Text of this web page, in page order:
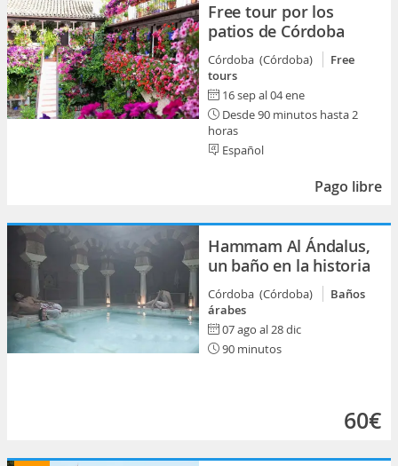
Free tour por los
patios de Córdoba
Córdoba (Córdoba)
Free
tours
16 sep al 04 ene
Desde 90 minutos hasta 2
horas
Español
Pago libre
Hammam Al Ándalus,
un baño en la historia
Córdoba (Córdoba)
Baños
árabes
07 ago al 28 dic
90 minutos
60€